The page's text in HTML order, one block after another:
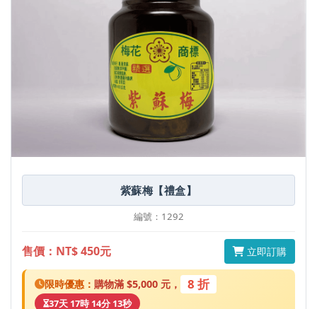
紫蘇梅【禮盒】
編號：1292
售價：NT$ 450元 立即訂購
限時優惠： 購物滿 $5,000 元， 8 折
37天 17時 14分 13秒